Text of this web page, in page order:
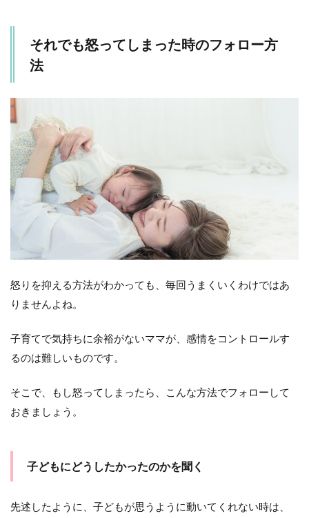
それでも怒ってしまった時のフォロー方
法
怒りを抑える方法がわかっても、毎回うまくいくわけではあ
りませんよね。
子育てで気持ちに余裕がないママが、感情をコントロールす
るのは難しいものです。
そこで、もし怒ってしまったら、こんな方法でフォローして
おきましょう。
子どもにどうしたかったのかを聞く
先述したように、子どもが思うように動いてくれない時は、